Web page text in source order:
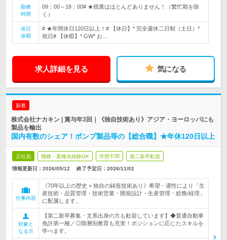
勤務
時間
09：00～18：00# ★残業はほとんどありません！（繁忙期を除
く）
休日
休暇
# ★年間休日120日以上！# 【休日】* 完全週休二日制（土日）*
祝日# 【休暇】* GW* お…
求人詳細を見る 気になる
新着
株式会社ナカキン | 賞与年3回｜《独自技術あり》アジア・ヨーロッパにも
製品を輸出
国内有数のシェア！ポンプ製品等の【総合職】★年休120日以上
正社員 職種・業種未経験OK 学歴不問 第二新卒歓迎
情報更新日：2026/05/12 終了予定日： 2026/11/02
仕事内容
《70年以上の歴史 × 独自の鋳造技術あり》希望・適性により「生
産技術・品質管理・技術営業・開発設計・生産管理・総務/経理」
に配属します。
対象と
なる方
【第二新卒募集・文系出身の方も歓迎しています】◆普通自動車
免許第一種／◎階層別教育も充実！ポジションに応じたスキルを
学べます。